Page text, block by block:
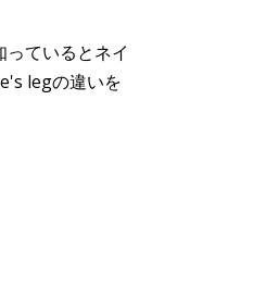
ているとネイ
legの違いを